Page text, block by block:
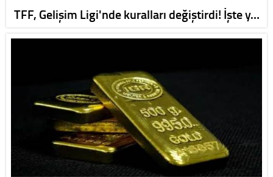
TFF, Gelişim Ligi'nde kuralları değiştirdi! İşte y…